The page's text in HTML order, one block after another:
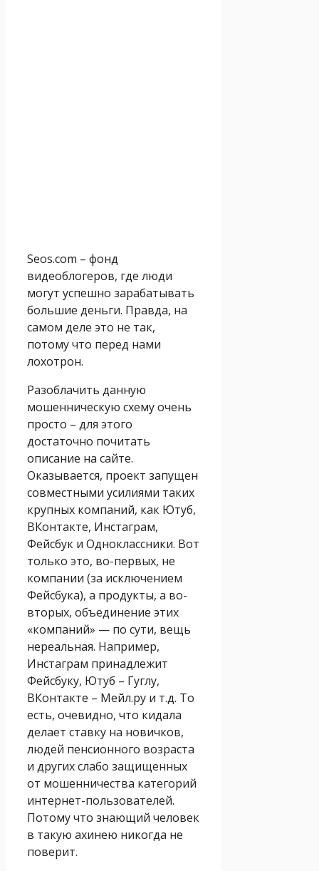
Seos.com – фонд
видеоблогеров, где люди
могут успешно зарабатывать
большие деньги. Правда, на
самом деле это не так,
потому что перед нами
лохотрон.
Разоблачить данную
мошенническую схему очень
просто – для этого
достаточно почитать
описание на сайте.
Оказывается, проект запущен
совместными усилиями таких
крупных компаний, как Ютуб,
ВКонтакте, Инстаграм,
Фейсбук и Одноклассники. Вот
только это, во-первых, не
компании (за исключением
Фейсбука), а продукты, а во-
вторых, объединение этих
«компаний» — по сути, вещь
нереальная. Например,
Инстаграм принадлежит
Фейсбуку, Ютуб – Гуглу,
ВКонтакте – Мейл.ру и т.д. То
есть, очевидно, что кидала
делает ставку на новичков,
людей пенсионного возраста
и других слабо защищенных
от мошенничества категорий
интернет-пользователей.
Потому что знающий человек
в такую ахинею никогда не
поверит.